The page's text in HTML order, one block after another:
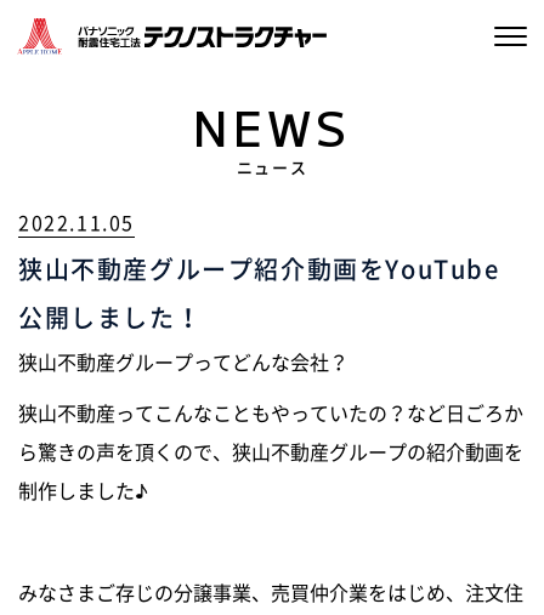
私たちのこと
施工実績
イベント情報
NEWS
ニュース
2022.11.05
狭山不動産グループ紹介動画をYouTube
公開しました！
狭山不動産グループってどんな会社？
狭山不動産ってこんなこともやっていたの？など日ごろか
ら驚きの声を頂くので、狭山不動産グループの紹介動画を
制作しました♪
みなさまご存じの分譲事業、売買仲介業をはじめ、注文住